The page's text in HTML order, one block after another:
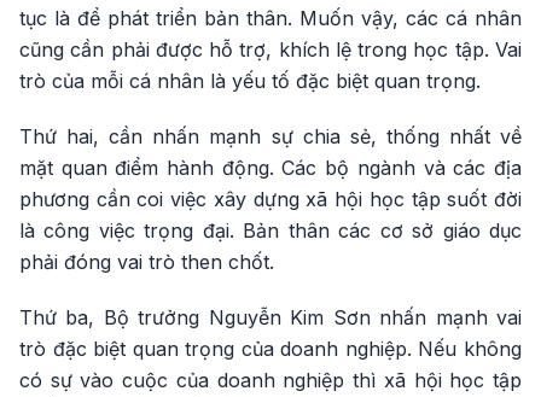
tục là để phát triển bản thân. Muốn vậy, các cá nhân
cũng cần phải được hỗ trợ, khích lệ trong học tập. Vai
trò của mỗi cá nhân là yếu tố đặc biệt quan trọng.
Thứ hai, cần nhấn mạnh sự chia sẻ, thống nhất về
mặt quan điểm hành động. Các bộ ngành và các địa
phương cần coi việc xây dựng xã hội học tập suốt đời
là công việc trọng đại. Bản thân các cơ sở giáo dục
phải đóng vai trò then chốt.
Thứ ba, Bộ trưởng Nguyễn Kim Sơn nhấn mạnh vai
trò đặc biệt quan trọng của doanh nghiệp. Nếu không
có sự vào cuộc của doanh nghiệp thì xã hội học tập